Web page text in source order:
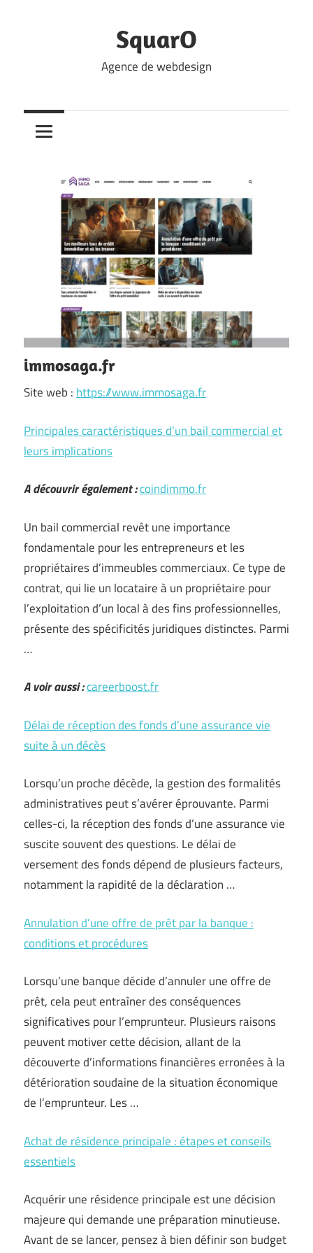
SquarO
Agence de webdesign
immosaga.fr
Site web : https://www.immosaga.fr
Principales caractéristiques d’un bail commercial et
leurs implications
A découvrir également :coindimmo.fr
Un bail commercial revêt une importance
fondamentale pour les entrepreneurs et les
propriétaires d’immeubles commerciaux. Ce type de
contrat, qui lie un locataire à un propriétaire pour
l’exploitation d’un local à des fins professionnelles,
présente des spécificités juridiques distinctes. Parmi
…
A voir aussi :careerboost.fr
Délai de réception des fonds d’une assurance vie
suite à un décès
Lorsqu’un proche décède, la gestion des formalités
administratives peut s’avérer éprouvante. Parmi
celles-ci, la réception des fonds d’une assurance vie
suscite souvent des questions. Le délai de
versement des fonds dépend de plusieurs facteurs,
notamment la rapidité de la déclaration …
Annulation d’une offre de prêt par la banque :
conditions et procédures
Lorsqu’une banque décide d’annuler une offre de
prêt, cela peut entraîner des conséquences
significatives pour l’emprunteur. Plusieurs raisons
peuvent motiver cette décision, allant de la
découverte d’informations financières erronées à la
détérioration soudaine de la situation économique
de l’emprunteur. Les …
Achat de résidence principale : étapes et conseils
essentiels
Acquérir une résidence principale est une décision
majeure qui demande une préparation minutieuse.
Avant de se lancer, pensez à bien définir son budget